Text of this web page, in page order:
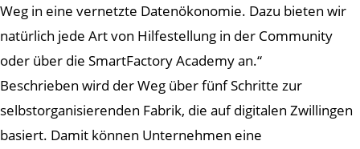
Weg in eine vernetzte Datenökonomie. Dazu bieten wir
natürlich jede Art von Hilfestellung in der Community
oder über die SmartFactory Academy an.“
Beschrieben wird der Weg über fünf Schritte zur
selbstorganisierenden Fabrik, die auf digitalen Zwillingen
basiert. Damit können Unternehmen eine